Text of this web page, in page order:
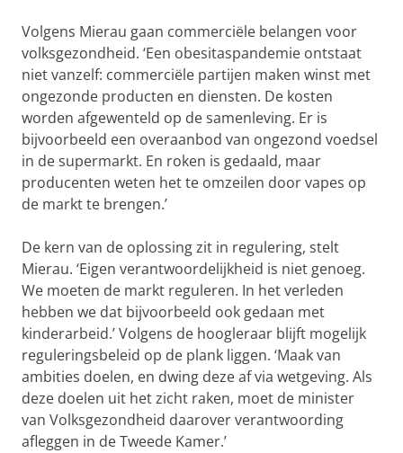
Volgens Mierau gaan commerciële belangen voor
volksgezondheid. ‘Een obesitaspandemie ontstaat
niet vanzelf: commerciële partijen maken winst met
ongezonde producten en diensten. De kosten
worden afgewenteld op de samenleving. Er is
bijvoorbeeld een overaanbod van ongezond voedsel
in de supermarkt. En roken is gedaald, maar
producenten weten het te omzeilen door vapes op
de markt te brengen.’
De kern van de oplossing zit in regulering, stelt
Mierau. ‘Eigen verantwoordelijkheid is niet genoeg.
We moeten de markt reguleren. In het verleden
hebben we dat bijvoorbeeld ook gedaan met
kinderarbeid.’ Volgens de hoogleraar blijft mogelijk
reguleringsbeleid op de plank liggen. ‘Maak van
ambities doelen, en dwing deze af via wetgeving. Als
deze doelen uit het zicht raken, moet de minister
van Volksgezondheid daarover verantwoording
afleggen in de Tweede Kamer.’